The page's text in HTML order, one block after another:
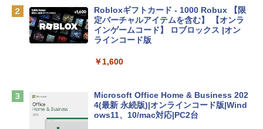
￥137,800
tomtoc 360°保護 15.6 16インチ パソコ
book Lenovo対応
Apple 2026 MacBook Air M5チップ搭載
Robloxギフトカード - 1000 Robux 【限
定バーチャルアイテムを含む】 【オンラ
インゲームコード】 ロブロックス |オン
ラインコード版
￥1,600
Microsoft Office Home & Business 202
4(最新 永続版)|オンラインコード版|Wind
ows11、10/mac対応|PC2台